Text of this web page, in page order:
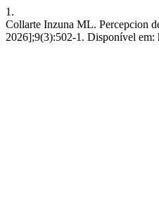
1.
Collarte Inzuna ML. Percepcion
2026];9(3):502-1. Disponível em: